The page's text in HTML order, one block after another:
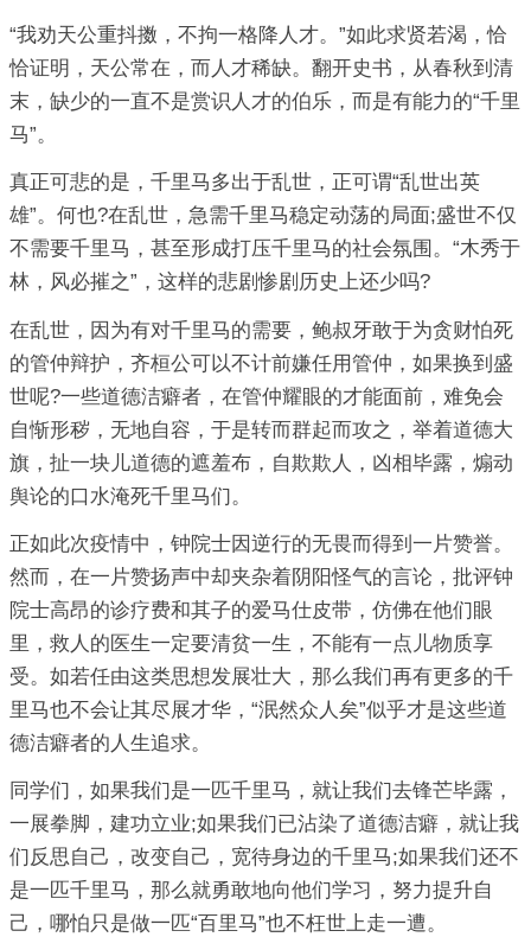
“我劝天公重抖擞，不拘一格降人才。”如此求贤若渴，恰
恰证明，天公常在，而人才稀缺。翻开史书，从春秋到清
末，缺少的一直不是赏识人才的伯乐，而是有能力的“千里
马”。
真正可悲的是，千里马多出于乱世，正可谓“乱世出英
雄”。何也?在乱世，急需千里马稳定动荡的局面;盛世不仅
不需要千里马，甚至形成打压千里马的社会氛围。“木秀于
林，风必摧之”，这样的悲剧惨剧历史上还少吗?
在乱世，因为有对千里马的需要，鲍叔牙敢于为贪财怕死
的管仲辩护，齐桓公可以不计前嫌任用管仲，如果换到盛
世呢?一些道德洁癖者，在管仲耀眼的才能面前，难免会
自惭形秽，无地自容，于是转而群起而攻之，举着道德大
旗，扯一块儿道德的遮羞布，自欺欺人，凶相毕露，煽动
舆论的口水淹死千里马们。
正如此次疫情中，钟院士因逆行的无畏而得到一片赞誉。
然而，在一片赞扬声中却夹杂着阴阳怪气的言论，批评钟
院士高昂的诊疗费和其子的爱马仕皮带，仿佛在他们眼
里，救人的医生一定要清贫一生，不能有一点儿物质享
受。如若任由这类思想发展壮大，那么我们再有更多的千
里马也不会让其尽展才华，“泯然众人矣”似乎才是这些道
德洁癖者的人生追求。
同学们，如果我们是一匹千里马，就让我们去锋芒毕露，
一展拳脚，建功立业;如果我们已沾染了道德洁癖，就让我
们反思自己，改变自己，宽待身边的千里马;如果我们还不
是一匹千里马，那么就勇敢地向他们学习，努力提升自
己，哪怕只是做一匹“百里马”也不枉世上走一遭。